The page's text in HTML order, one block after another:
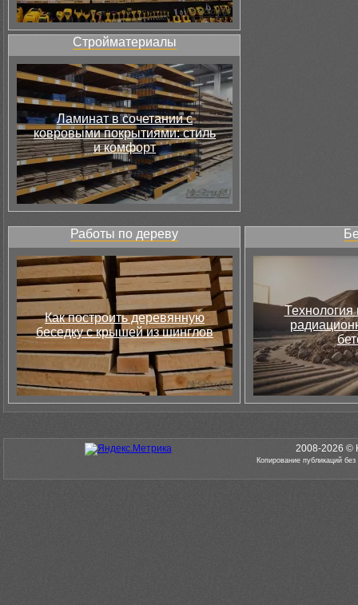
Стройматериалы
Ламинат в сочетании с
ковровыми покрытиями: стиль
и комфорт
Работы по дереву
Как построить деревянную
беседку с крышей из шинглов
Технология
2008-2026 ©
Копирование публикаций